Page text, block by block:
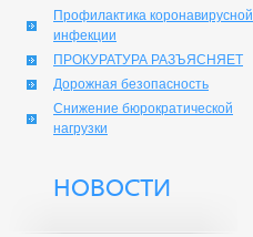
Профилактика коронавирусной
инфекции
ПРОКУРАТУРА РАЗЪЯСНЯЕТ
Дорожная безопасность
Снижение бюрократической
нагрузки
НОВОСТИ